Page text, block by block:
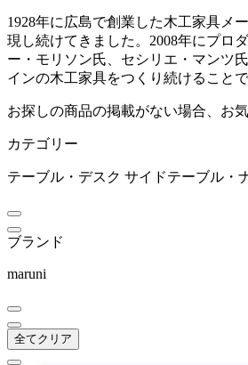
artek
アルテック
AZUMAYA
アズマヤ
ベラコンテ
ボーコンセプト
mm
1928年に広島で創業した木工家具メ
現し続けてきました。2008年にプロ
ー・モリソン氏、セシリエ・マンツ
インの木工家具をつくり続けること
お探しの商品の掲載がない場合、お
カテゴリー
テーブル・デスク サイドテーブル・
ブランド
maruni
全てクリア